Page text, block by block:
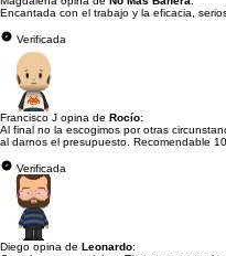
Encantada con el trabajo y la eficacia,
Verificada
Francisco J opina de Rocío:
Al final no la escogimos por otras
al darnos el presupuesto. Recomendable
Verificada
Diego opina de Leonardo: